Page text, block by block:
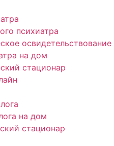
психиатра
освидетельствование
на дом
стационар
на дом
стационар